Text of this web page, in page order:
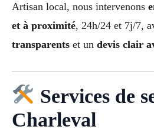
Artisan local, nous intervenons
et à proximité, 24h/24 et 7j/7,
transparents et un devis clair
Services de
Charleval